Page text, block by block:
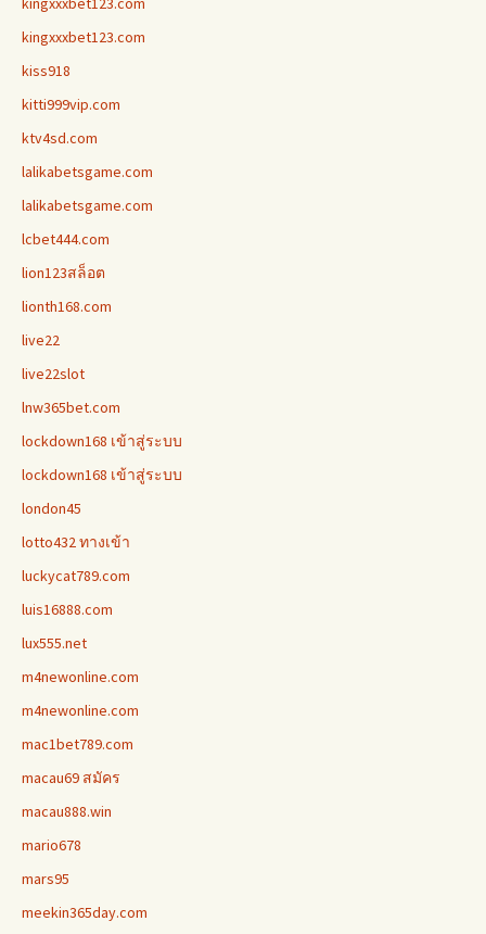
kingxxxbet123.com
kiss918
kitti999vip.com
ktv4sd.com
lalikabetsgame.com
lalikabetsgame.com
lcbet444.com
lion123สล็อต
lionth168.com
live22
live22slot
lnw365bet.com
lockdown168 เข้าสู่ระบบ
lockdown168 เข้าสู่ระบบ
london45
lotto432 ทางเข้า
luckycat789.com
luis16888.com
lux555.net
m4newonline.com
m4newonline.com
mac1bet789.com
macau69 สมัคร
macau888.win
mario678
mars95
meekin365day.com